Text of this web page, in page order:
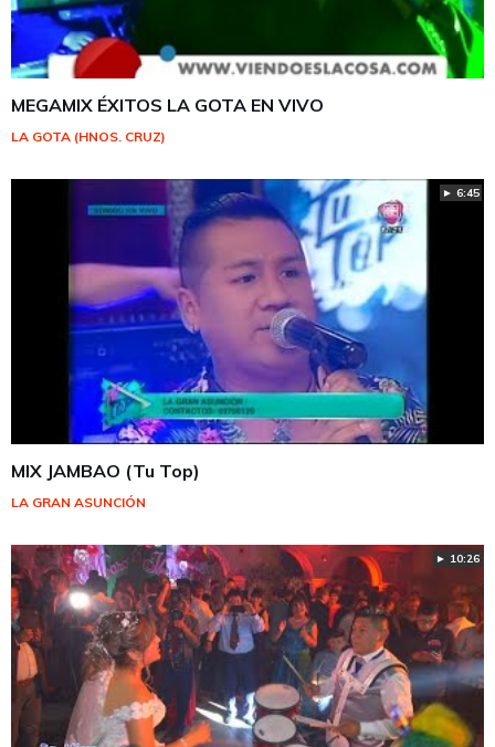
MEGAMIX ÉXITOS LA GOTA EN VIVO
LA GOTA (HNOS. CRUZ)
► 6:45
MIX JAMBAO (Tu Top)
LA GRAN ASUNCIÓN
► 10:26